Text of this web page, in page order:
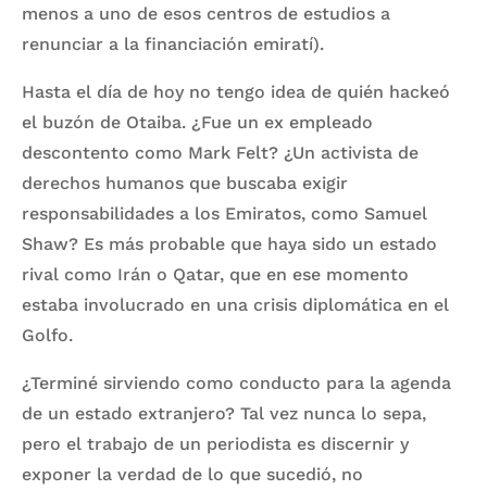
menos a uno de esos centros de estudios a
renunciar a la financiación emiratí).
Hasta el día de hoy no tengo idea de quién hackeó
el buzón de Otaiba. ¿Fue un ex empleado
descontento como Mark Felt? ¿Un activista de
derechos humanos que buscaba exigir
responsabilidades a los Emiratos, como Samuel
Shaw? Es más probable que haya sido un estado
rival como Irán o Qatar, que en ese momento
estaba involucrado en una crisis diplomática en el
Golfo.
¿Terminé sirviendo como conducto para la agenda
de un estado extranjero? Tal vez nunca lo sepa,
pero el trabajo de un periodista es discernir y
exponer la verdad de lo que sucedió, no